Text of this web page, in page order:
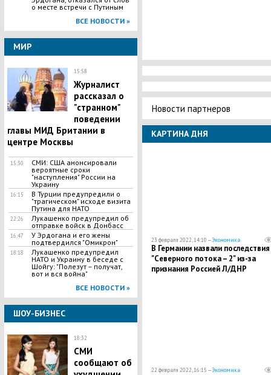
о месте встречи с Путиным
ВСЕ НОВОСТИ »
МИР
15:58
Журналист
рассказал о
"странном"
поведении
главы МИД Британии в
центре Москвы
15:30
СМИ: США анонсировали
вероятные сроки
"наступления" России на
Украину
16:15
В Турции предупредили о
"трагическом" исходе визита
Путина для НАТО
22:26
Лукашенко предупредил об
отправке войск в Донбасс
16:47
У Эрдогана и его жены
подтвердился "Омикрон"
18:18
Лукашенко предупредил
НАТО и Украину в беседе с
Шойгу: "Полезут – получат,
вот и вся война"
ВСЕ НОВОСТИ »
ШОУ-БИЗНЕС
18:32
СМИ
сообщают об
Новости партнеров
КАРТИНА ДНЯ
23 февраля 2022, 14:10 —Экономика
В Германии назвали
"Северного потока – 2" из-за
признания Россией Л/ДНР
22 февраля 2022, 16:15 —Экономика